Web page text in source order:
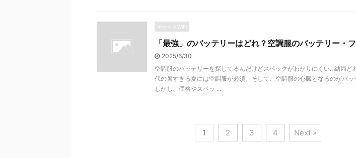
ポケットWiFi
「最強」のバッテリーはどれ？空調服のバッテリー・
2025/6/30
空調服のバッテリーを探してるんだけどスペックがわかりにくい.. 結局ど
代の暑すぎる夏には空調服が必須。そして、空調服の心臓となるのがバッ
しかし、価格やスペッ ...
1 2 3 4 Next »